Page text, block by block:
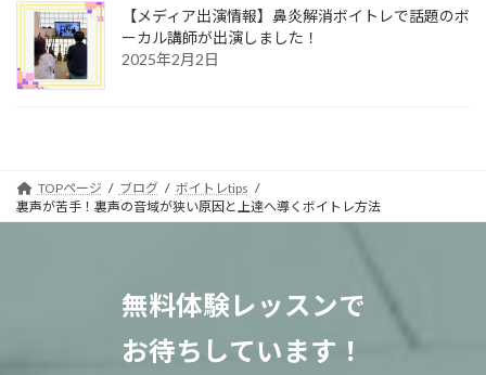
【メディア出演情報】鼻炎解消ボイトレで話題のボ
ーカル講師が出演しました！
2025年2月2日
TOPページ ブログ
ボイトレtips
裏声が苦手！裏声の音域が狭い原因と上達へ導くボイトレ方法
無料体験レッスンで
お待ちしています！